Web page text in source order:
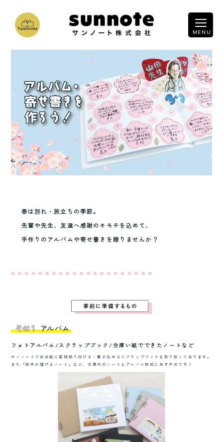
春は別れ・旅立ちの季節。
先輩や先生、友達へ感謝のキモチを込めて、
手作りのアルバムや寄せ書きを贈りませんか？
フォトアルバム/スクラップブック/分厚い紙でできたノートなど
サンノートでは台紙に直接貼り付ける・書き込めるスクラップブックを取り扱っております。
また「絵本が描けるノート」など、分厚めのノートもアルバム作成におすすめです！